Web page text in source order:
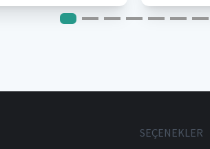
SEÇENEKLER